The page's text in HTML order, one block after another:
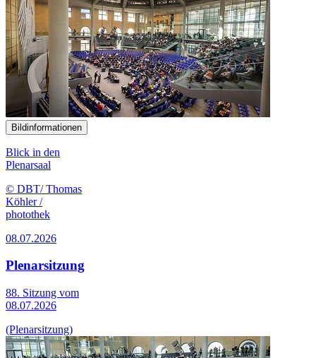
Bildinformationen
Blick in den
Plenarsaal
© DBT/ Thomas
Köhler /
photothek
08.07.2026
Plenarsitzung
88. Sitzung vom
08.07.2026
(Plenarsitzung)